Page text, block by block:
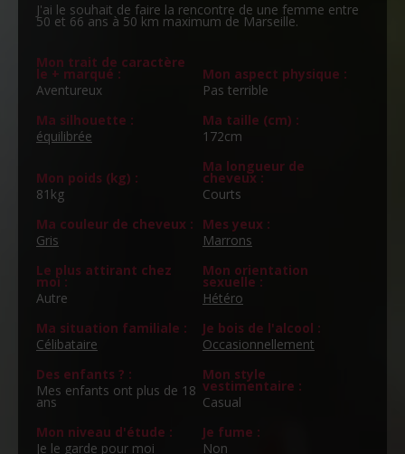
J'ai le souhait de faire la rencontre de une femme entre
50 et 66 ans à 50 km maximum de Marseille.
Mon trait de caractère
le + marqué :
Aventureux
Mon aspect physique :
Pas terrible
Ma silhouette :
équilibrée
Ma taille (cm) :
172cm
Mon poids (kg) :
81kg
Ma longueur de
cheveux :
Courts
Ma couleur de cheveux :
Gris
Mes yeux :
Marrons
Le plus attirant chez
moi :
Autre
Mon orientation
sexuelle :
Hétéro
Ma situation familiale :
Célibataire
Je bois de l'alcool :
Occasionnellement
Des enfants ? :
Mes enfants ont plus de 18
ans
Mon style
vestimentaire :
Casual
Mon niveau d'étude :
Je le garde pour moi
Je fume :
Non